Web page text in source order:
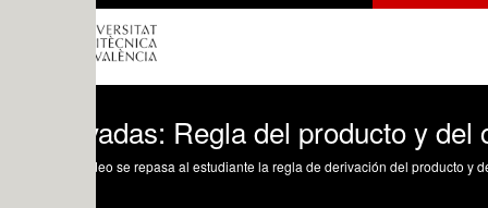
Regla del producto y del cociente